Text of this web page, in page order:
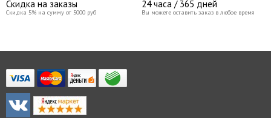
Скидка на заказы
Скидка 5% на сумму от 5000 руб
24 часа / 365 дней
Вы можете оставить заказ в любое время